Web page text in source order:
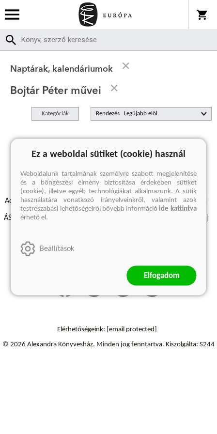
Naptárak, kalendáriumok
Bojtár Péter művei
Kategóriák Rendezés
A keresett kifejezésre nincs találat
Adatvédelmi szabályzatok Elállási felmondási nyilatkozat
ÁSZF - Vásárlási feltételek
Szállítási információk
Elérhetőségeink: [email protected]
© 2026 Alexandra Könyvesház. Minden jog fenntartva. Kiszolgálta: S244
Ez a weboldal sütiket (cookie) használ
Weboldalunk tartalmának személyre szabott megjelenítése
és a böngészési élmény biztosítása érdekében sütiket
(cookie), illetve egyéb technológiákat alkalmazunk. A sütik
használatára vonatkozó irányelveinkről, valamint azok
testreszabási lehetőségeiről bővebb információide kattintva
érhető el.
Beállítások
Elfogadom